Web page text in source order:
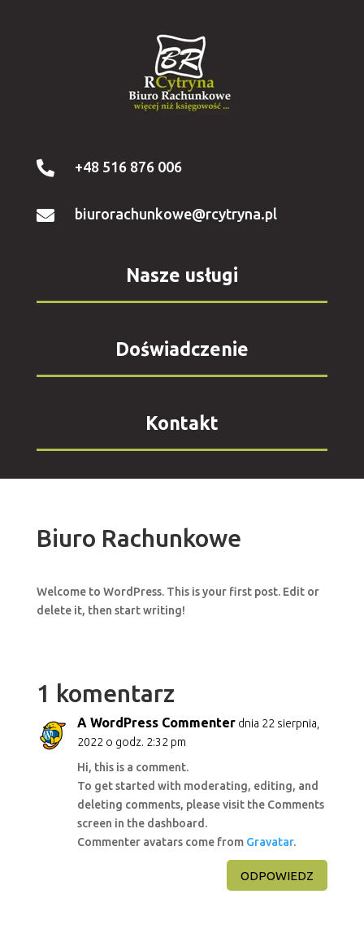
 +48 516 876 006
 biurorachunkowe@rcytryna.pl
Nasze usługi
Doświadczenie
Kontakt
Biuro Rachunkowe
Welcome to WordPress. This is your first post. Edit or
delete it, then start writing!
1 komentarz
A WordPress Commenter dnia 22 sierpnia,
2022 o godz. 2:32 pm
Hi, this is a comment.
To get started with moderating, editing, and
deleting comments, please visit the Comments
screen in the dashboard.
Commenter avatars come from Gravatar.
ODPOWIEDZ